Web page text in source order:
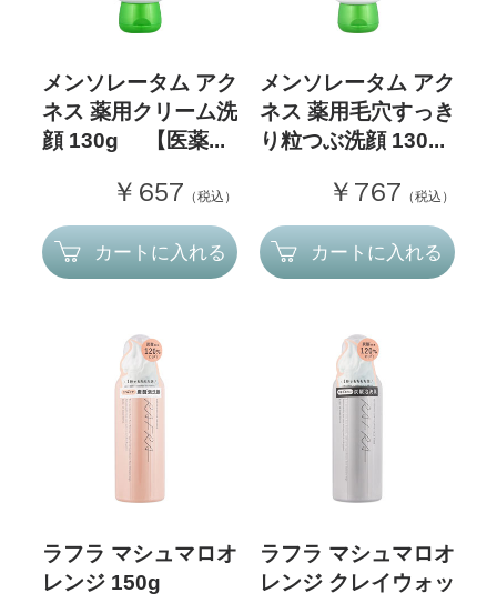
メンソレータム アク
ネス 薬用クリーム洗
顔 130g 【医薬...
￥657 （税込）
カートに入れる
メンソレータム アク
ネス 薬用毛穴すっき
り粒つぶ洗顔 130...
￥767 （税込）
カートに入れる
ラフラ マシュマロオ
レンジ 150g
ラフラ マシュマロオ
レンジ クレイウォッ